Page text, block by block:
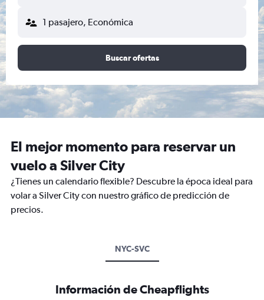
1 pasajero, Económica
Buscar ofertas
El mejor momento para reservar un
vuelo a Silver City
¿Tienes un calendario flexible? Descubre la época ideal para
volar a Silver City con nuestro gráfico de predicción de
precios.
NYC-SVC
Información de Cheapflights